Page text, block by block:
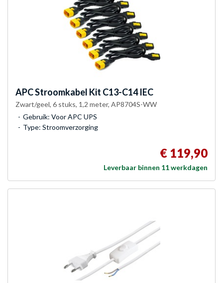
APCStroomkabel Kit C13-C14 IEC
Zwart/geel, 6 stuks, 1,2 meter, AP8704S-WW
Gebruik: Voor APC UPS
Type: Stroomverzorging
€ 119,90
Leverbaar binnen 11 werkdagen